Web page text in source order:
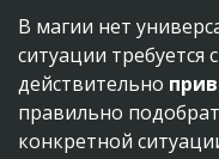
В магии нет
ситуации требуется
действительно
правильно
конкретной